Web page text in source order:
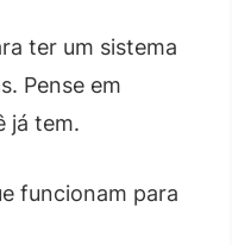
ter um sistema
Pense em
já tem.
funcionam para